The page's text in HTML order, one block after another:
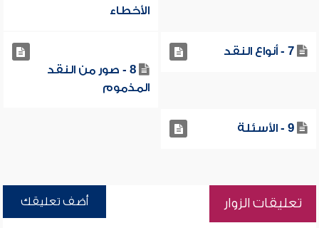
الأخطاء
7 - أنواع النقد
8 - صور من النقد
المذموم
9 - الأسئلة
تعليقات الزوار أضف تعليقك